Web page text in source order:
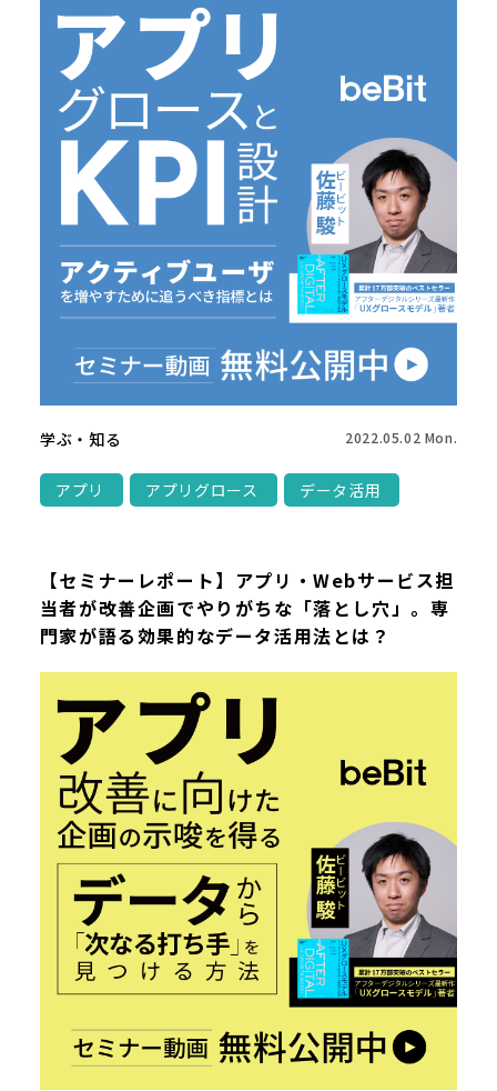
学ぶ・知る 2022.05.02 Mon.
アプリ アプリグロース データ活用
【セミナーレポート】アプリ・Webサービス担
当者が改善企画でやりがちな「落とし穴」。専
門家が語る効果的なデータ活用法とは？